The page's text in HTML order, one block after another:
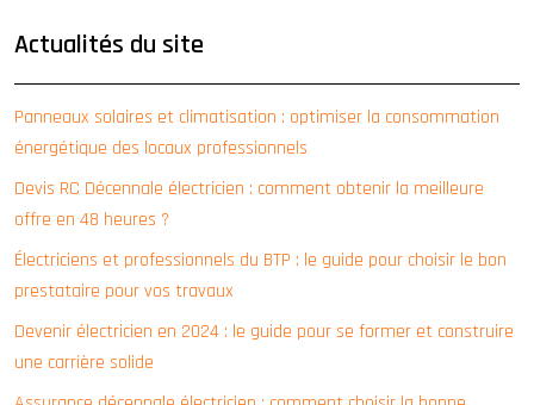
Actualités du site
Panneaux solaires et climatisation : optimiser la consommation
énergétique des locaux professionnels
Devis RC Décennale électricien : comment obtenir la meilleure
offre en 48 heures ?
Électriciens et professionnels du BTP : le guide pour choisir le bon
prestataire pour vos travaux
Devenir électricien en 2024 : le guide pour se former et construire
une carrière solide